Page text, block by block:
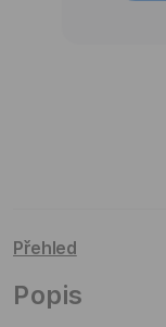
Přehled
Popis